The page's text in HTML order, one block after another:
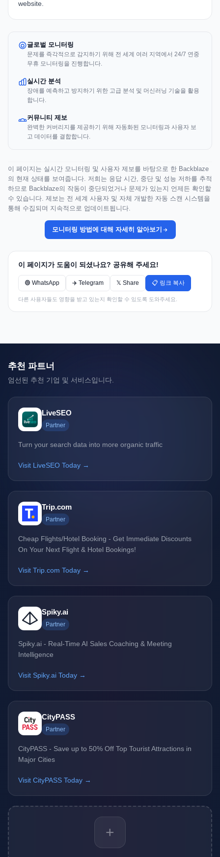
website.
글로벌 모니터링
문제를 즉각적으로 감지하기 위해 전 세계 여러 지역에서 24/7 연중
무휴 모니터링을 진행합니다.
실시간 분석
장애를 예측하고 방지하기 위한 고급 분석 및 머신러닝 기술을 활용
합니다.
커뮤니티 제보
완벽한 커버리지를 제공하기 위해 자동화된 모니터링과 사용자 보
고 데이터를 결합합니다.
이 페이지는 실시간 모니터링 및 사용자 제보를 바탕으로 한 Backblaze
의 현재 상태를 보여줍니다. 저희는 응답 시간, 중단 및 성능 저하를 추적
하므로 Backblaze의 작동이 중단되었거나 문제가 있는지 언제든 확인할
수 있습니다. 제보는 전 세계 사용자 및 자체 개발한 자동 스캔 시스템을
통해 수집되며 지속적으로 업데이트됩니다.
모니터링 방법에 대해 자세히 알아보기
이 페이지가 도움이 되셨나요? 공유해 주세요!
🟢 WhatsApp ✈️ Telegram 𝕏 Share 📋 링크 복사
다른 사용자들도 영향을 받고 있는지 확인할 수 있도록 도와주세요.
추천 파트너
엄선된 추천 기업 및 서비스입니다.
LiveSEO
Partner
Turn your search data into more organic traffic
Visit LiveSEO Today →
Trip.com
Partner
Cheap Flights/Hotel Booking - Get Immediate Discounts
On Your Next Flight & Hotel Bookings!
Visit Trip.com Today →
Spiky.ai
Partner
Spiky.ai - Real-Time AI Sales Coaching & Meeting
Intelligence
Visit Spiky.ai Today →
CityPASS
Partner
CityPASS - Save up to 50% Off Top Tourist Attractions in
Major Cities
Visit CityPASS Today →
+